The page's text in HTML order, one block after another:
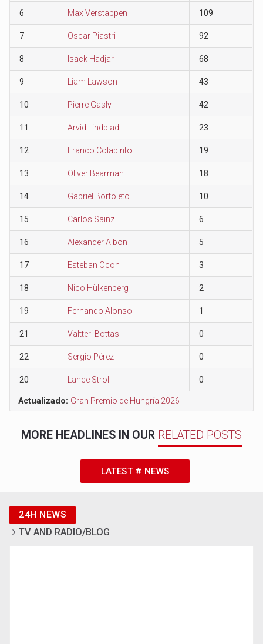
6 Max Verstappen 109
7 Oscar Piastri 92
8 Isack Hadjar 68
9 Liam Lawson 43
10 Pierre Gasly 42
11 Arvid Lindblad 23
12 Franco Colapinto 19
13 Oliver Bearman 18
14 Gabriel Bortoleto 10
15 Carlos Sainz 6
16 Alexander Albon 5
17 Esteban Ocon 3
18 Nico Hülkenberg 2
19 Fernando Alonso 1
21 Valtteri Bottas 0
22 Sergio Pérez 0
20 Lance Stroll 0
Actualizado: Gran Premio de Hungría 2026
MORE HEADLINES IN OUR RELATED POSTS
LATEST # NEWS
24H NEWS
TV AND RADIO/BLOG